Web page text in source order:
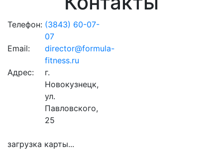
Телефон: (3843) 60-07-
07
Email:
director@formula-
fitness.ru
Адрес:
г.
Новокузнецк,
ул.
Павловского,
25
загрузка карты...